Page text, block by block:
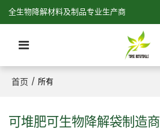
全生物降解材料及制品专业生产商
首页 / 所有
可堆肥可生物降解袋制造商